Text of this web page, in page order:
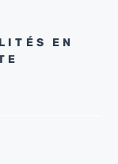
EN